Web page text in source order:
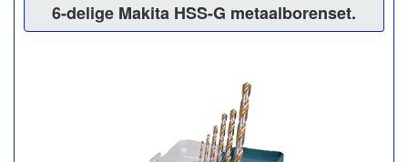
6-delige Makita HSS-G metaalborenset.